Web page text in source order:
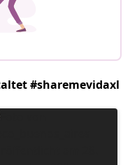
#sharemevidaxl